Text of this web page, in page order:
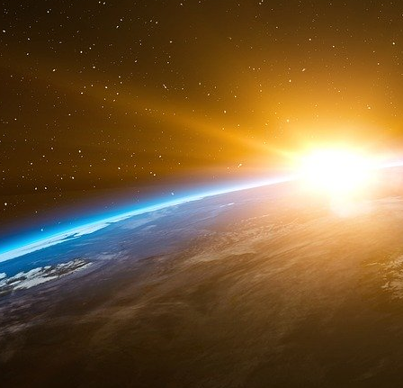
présentée à la Chambre des
national, François-Philippe Champagne,
C’est dans le cadre de la Mise à
gouvernement annoncera son intention
nouvelle entité indépendante
national. De plus amples détails sur le
œuvre du Fonds seront fournis au cours
Le gouvernement du Canada mettra en
pour un Canada fort. Ce bureau sera
avec les acteurs du marché et les
détails relatifs à la gouvernance du
produit d’investissement destiné aux
Le gouvernement lanceraun produit